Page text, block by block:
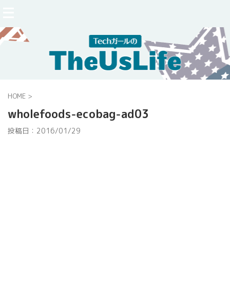
HOME >
wholefoods-ecobag-ad03
投稿日： 2016/01/29